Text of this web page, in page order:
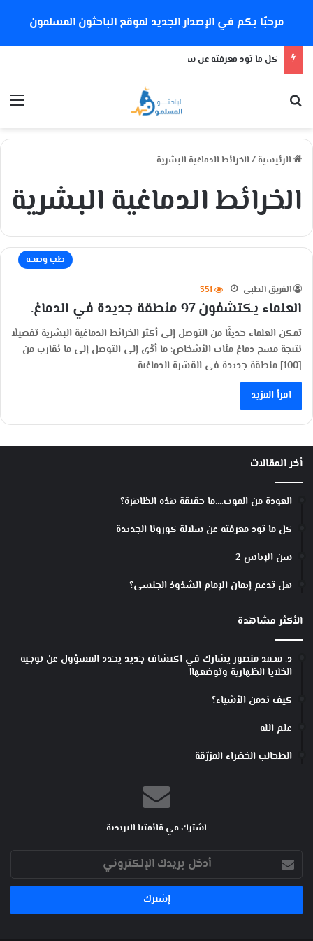
مرحبًا بكم في الإصدار الجديد لموقع الباحثون المسلمون
كل ما تود معرفته عن سلالة كورونا الجديدة
الرئيسية / الخرائط الدماغية البشرية
الخرائط الدماغية البشرية
طب وصحة
الفريق الطبي 351
العلماء يكتشفون 97 منطقة جديدة في الدماغ.
تمكن العلماء حديثًا من التوصل إلى أكثر الخرائط الدماغية البشرية تفصيلًا
نتيجة مسح دماغ مئات الأشخاص؛ ما أدَّى إلى التوصل إلى ما يُقارب من
[100] منطقة جديدة في القشرة الدماغية.…
اقرأ المزيد
أخر المقالات
العودة من الموت….ما حقيقة هذه الظاهرة؟
كل ما تود معرفته عن سلالة كورونا الجديدة
سن الإياس 2
هل تدعم إيمان الإمام الشذوذ الجنسي؟
الأكثر مشاهدة
د. محمد منصور يشارك في اكتشاف جديد يحدد المسؤول عن توجيه
الخلايا الظهارية وتوضعها!
كيف ندمن الأشياء؟
علم الله
الطحالب الخضراء المزرّقة
اشترك في قائمتنا البريدية
أدخل
بريدك
الإلكتروني